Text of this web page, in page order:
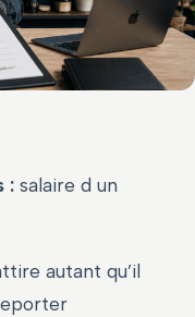
: salaire d un
autant qu’il